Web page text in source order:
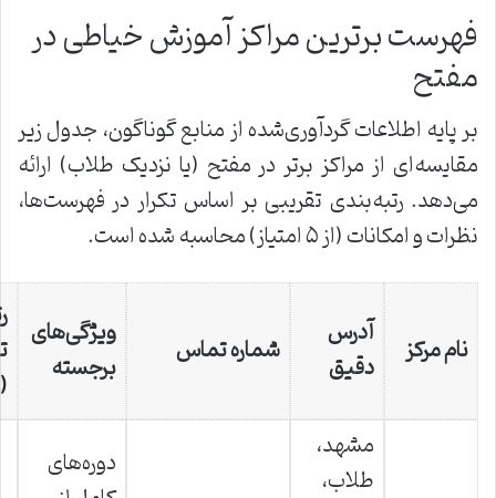
فهرست برترین مراکز آموزش خیاطی در
مفتح
بر پایه اطلاعات گردآوری‌شده از منابع گوناگون، جدول زیر
مقایسه‌ای از مراکز برتر در مفتح (یا نزدیک طلاب) ارائه
می‌دهد. رتبه‌بندی تقریبی بر اساس تکرار در فهرست‌ها،
نظرات و امکانات (از ۵ امتیاز) محاسبه شده است.
نام مرکز
آدرس
دقیق
شماره تماس
ویژگی‌های
برجسته
مشهد،
طلاب،
دوره‌های